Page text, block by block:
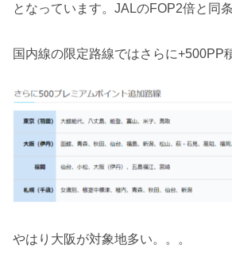
となっています。JALのFOP2倍と同
国内線の限定路線ではさらに+500PP
やはり大阪が対象地多い。。。